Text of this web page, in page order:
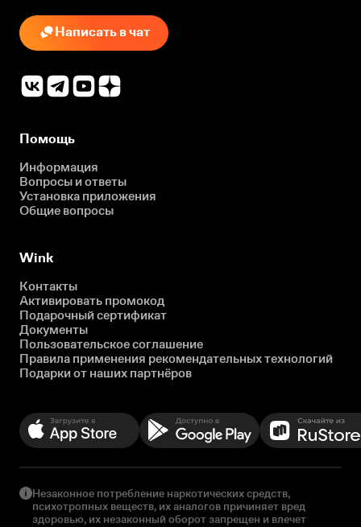
Написать в чат
Помощь
Информация
Вопросы и ответы
Установка приложения
Общие вопросы
Wink
Контакты
Активировать промокод
Подарочный сертификат
Документы
Пользовательское соглашение
Правила применения рекомендательных технологий
Подарки от наших партнёров
Незаконное потребление наркотических средств,
психотропных веществ, их аналогов причиняет вред
здоровью, их незаконный оборот запрещен и влечет